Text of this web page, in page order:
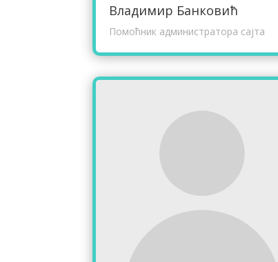
Владимир Банковић
Помоћник администратора сајта